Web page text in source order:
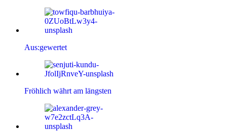
Aus:gewertet
Fröhlich währt am längsten